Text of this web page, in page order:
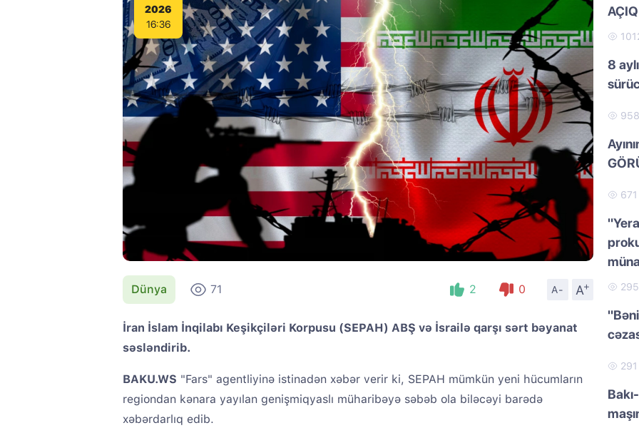
2026
16:36
Dünya 71 2 0 A- A
+
İran İslam İnqilabı Keşikçiləri Korpusu (SEPAH) ABŞ və İsrailə qarşı sərt bəyanat
səsləndirib.
BAKU.WS "Fars" agentliyinə istinadən xəbər verir ki, SEPAH mümkün yeni hücumların
regiondan kənara yayılan genişmiqyaslı müharibəyə səbəb ola biləcəyi barədə
xəbərdarlıq edib.
8